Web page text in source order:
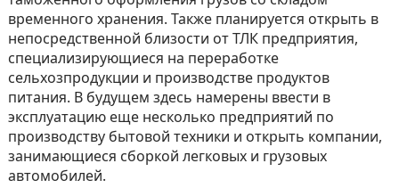
временного хранения. Также планируется открыть в
непосредственной близости от ТЛК предприятия,
специализирующиеся на переработке
сельхозпродукции и производстве продуктов
питания. В будущем здесь намерены ввести в
эксплуатацию еще несколько предприятий по
производству бытовой техники и открыть компании,
занимающиеся сборкой легковых и грузовых
автомобилей.